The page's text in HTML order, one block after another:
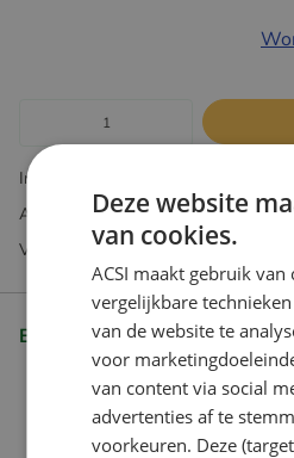
Incl. BTW. Excl Verzendkosten
Abonnementen exclusief
Vragen? Onze klantenservice helpt je
Beschrijving
Deze website
van cookies.
ACSI maakt gebruik van
vergelijkbare
van de website te
voor
van content via social
advertenties af te
voorkeuren. Deze